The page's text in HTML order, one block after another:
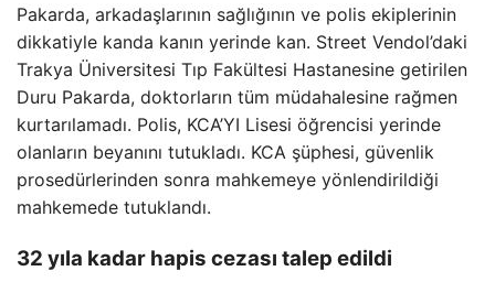
Pakarda, arkadaşlarının sağlığının ve polis ekiplerinin
dikkatiyle kanda kanın yerinde kan. Street Vendol’daki
Trakya Üniversitesi Tıp Fakültesi Hastanesine getirilen
Duru Pakarda, doktorların tüm müdahalesine rağmen
kurtarılamadı. Polis, KCA’YI Lisesi öğrencisi yerinde
olanların beyanını tutukladı. KCA şüphesi, güvenlik
prosedürlerinden sonra mahkemeye yönlendirildiği
mahkemede tutuklandı.
32 yıla kadar hapis cezası talep edildi